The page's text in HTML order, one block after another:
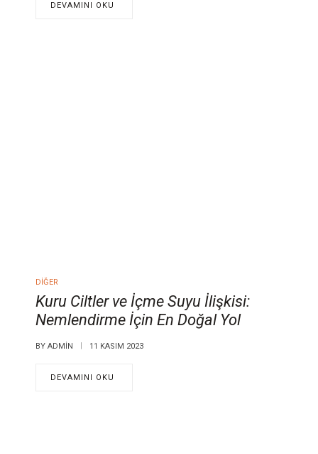
DEVAMINI OKU
DIĞER
Kuru Ciltler ve İçme Suyu İlişkisi:
Nemlendirme İçin En Doğal Yol
BY ADMIN 11 KASIM 2023
DEVAMINI OKU